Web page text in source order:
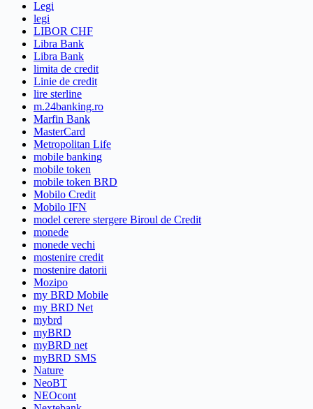
Legi
legi
LIBOR CHF
Libra Bank
Libra Bank
limita de credit
Linie de credit
lire sterline
m.24banking.ro
Marfin Bank
MasterCard
Metropolitan Life
mobile banking
mobile token
mobile token BRD
Mobilo Credit
Mobilo IFN
model cerere stergere Biroul de Credit
monede
monede vechi
mostenire credit
mostenire datorii
Mozipo
my BRD Mobile
my BRD Net
mybrd
myBRD
myBRD net
myBRD SMS
Nature
NeoBT
NEOcont